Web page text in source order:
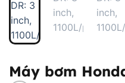
Máy bơm